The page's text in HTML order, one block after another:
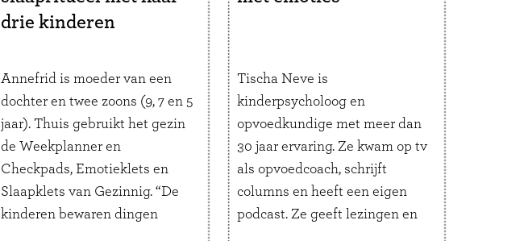
drie kinderen
Annefrid is moeder van een
dochter en twee zoons (9, 7 en 5
jaar). Thuis gebruikt het gezin
de Weekplanner en
Checkpads, Emotieklets en
Slaapklets van Gezinnig. “De
kinderen bewaren dingen
Tischa Neve is
kinderpsycholoog en
opvoedkundige met meer dan
30 jaar ervaring. Ze kwam op tv
als opvoedcoach, schrijft
columns en heeft een eigen
podcast. Ze geeft lezingen en